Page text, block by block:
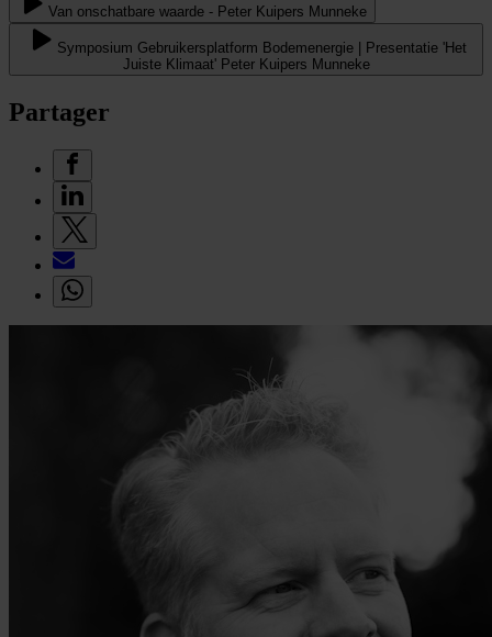
Van onschatbare waarde - Peter Kuipers Munneke
Symposium Gebruikersplatform Bodemenergie | Presentatie 'Het
Juiste Klimaat' Peter Kuipers Munneke
Partager